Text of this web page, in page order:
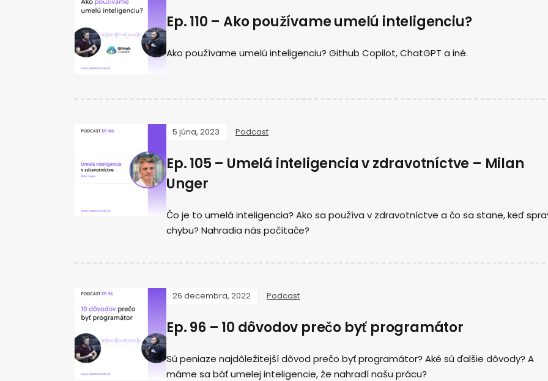
Ep. 110 – Ako používame umelú inteligenciu?
Ako používame umelú inteligenciu? Github Copilot, ChatGPT a iné.
5 júna, 2023 Podcast
Ep. 105 – Umelá inteligencia v zdravotníctve – Milan
Unger
Čo je to umelá inteligencia? Ako sa používa v zdravotníctve a čo sa stane, keď
chybu? Nahradia nás počítače?
26 decembra, 2022 Podcast
Ep. 96 – 10 dôvodov prečo byť programátor
Sú peniaze najdôležitejší dôvod prečo byť programátor? Aké sú ďalšie dôvody? A
máme sa báť umelej inteligencie, že nahradí našu prácu?